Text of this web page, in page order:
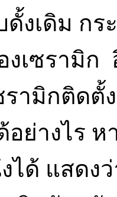
งเดิม กร
งเซรามิ
รามิกติด
อย่างไร
งได้ แสด